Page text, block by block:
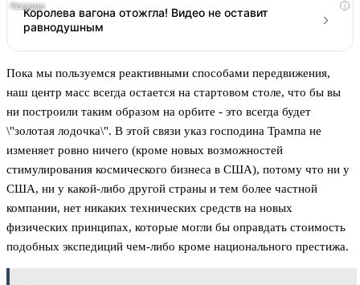
i
Королева вагона отожгла! Видео не оставит
равнодушным
Пока мы пользуемся реактивными способами передвижения,
наш центр масс всегда остается на стартовом столе, что бы вы
ни построили таким образом на орбите - это всегда будет
\"золотая лодочка\". В этой связи указ господина Трампа не
изменяет ровно ничего (кроме новых возможностей
стимулирования космического бизнеса в США), потому что ни у
США, ни у какой-либо другой страны и тем более частной
компании, нет никаких технических средств на новых
физических принципах, которые могли бы оправдать стоимость
подобных экспедиций чем-либо кроме национального престижа.